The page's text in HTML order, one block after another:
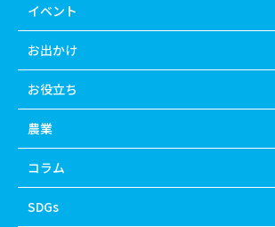
イベント
お出かけ
お役立ち
農業
コラム
SDGs